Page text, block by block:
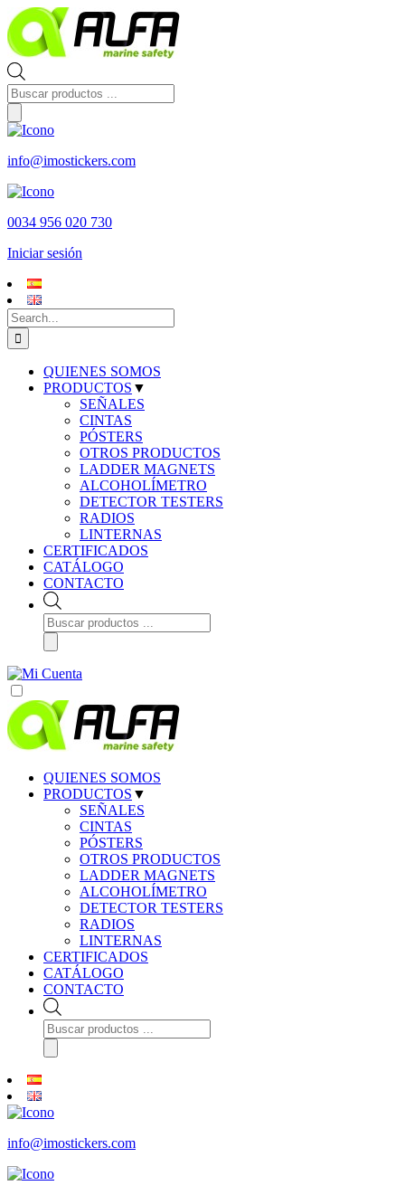
Skip
to
content
Búsqueda
de
productos
info@imostickers.com
0034 956 020 730
Iniciar sesión
Search
for:
QUIENES SOMOS
PRODUCTOS ▼
SEÑALES
CINTAS
PÓSTERS
OTROS PRODUCTOS
LADDER MAGNETS
ALCOHOLÍMETRO
DETECTOR TESTERS
RADIOS
LINTERNAS
CERTIFICADOS
CATÁLOGO
CONTACTO
Búsqueda
de
productos
QUIENES SOMOS
PRODUCTOS ▼
SEÑALES
CINTAS
PÓSTERS
OTROS PRODUCTOS
LADDER MAGNETS
ALCOHOLÍMETRO
DETECTOR TESTERS
RADIOS
LINTERNAS
CERTIFICADOS
CATÁLOGO
CONTACTO
Búsqueda
de
productos
info@imostickers.com